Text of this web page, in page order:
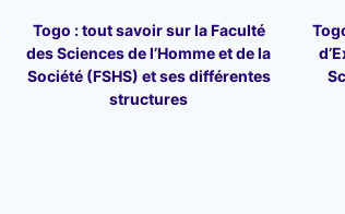
Togo : tout savoir sur la Faculté
des Sciences de l’Homme et de la
Société (FSHS) et ses différentes
structures